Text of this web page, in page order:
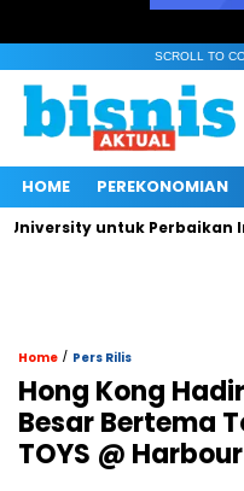
SCROLL TO
HOME PEREKONOMIAN
untuk Perbaikan
Home / Pers Rilis
Hong Kong
Besar Bertema
TOYS @